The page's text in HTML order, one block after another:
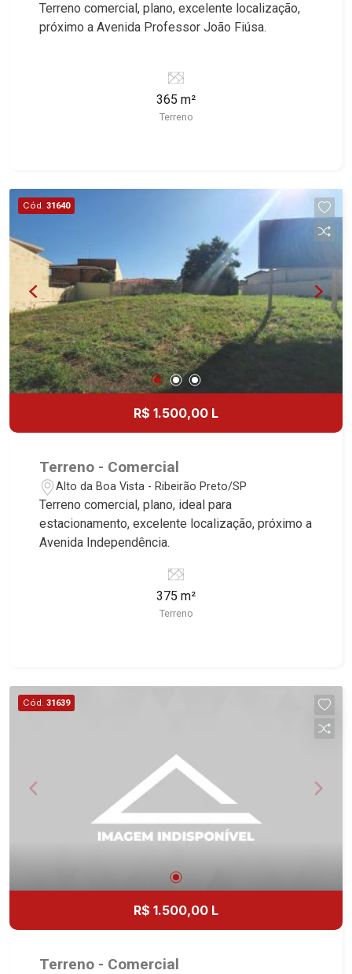
Terreno comercial, plano, excelente localização,
próximo a Avenida Professor João Fiúsa.
365 m²
Terreno
Cód. 31640
R$ 1.500,00 L
Terreno - Comercial
Alto da Boa Vista - Ribeirão Preto/SP
Terreno comercial, plano, ideal para
estacionamento, excelente localização, próximo a
Avenida Independência.
375 m²
Terreno
Cód. 31639
R$ 1.500,00 L
Terreno - Comercial